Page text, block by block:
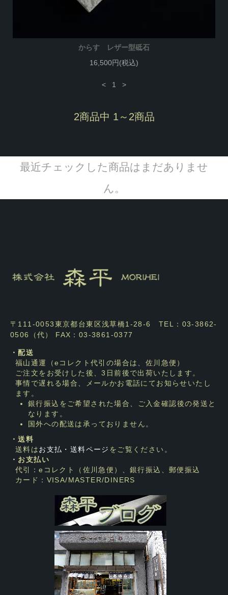
からす レザー型砥石
16,500円(税込)
< 1 >
2商品中 1～2商品
最近チェックした商品はまだありませ
ん。
〒111-0053東京都台東区浅草橋1-28-6 TEL：03-3862-
0506（代） FAX：03-3861-0377
・配送
福山通運（eコレクト代引の場合は、佐川急便）
ご注文をお受けした後、3日前後で出荷いたします。
事情で遅れる場合、メールかお電話にてお知らせいたし
ます。
銀行振込をご希望された場合、ご入金確認後の発送と
なります。
国外への配送は承っておりません。
・送料
送料はお支払・送料ページ をご覧ください。
・お支払い
代引：eコレクト（佐川急便）、銀行振込、郵便振込
カード：VISA/MASTER/DINERS